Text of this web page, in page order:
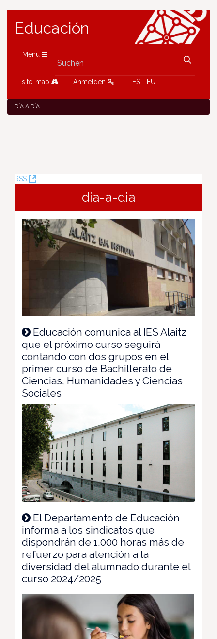
Educación
Menü
site-map Anmelden ES EU
DÍA A DÍA
RSS
(Öffnet
dia-a-dia
Educación comunica al IES Alaitz
que el próximo curso seguirá
contando con dos grupos en el
primer curso de Bachillerato de
Ciencias, Humanidades y Ciencias
Sociales
El Departamento de Educación
informa a los sindicatos que
dispondrán de 1.000 horas más de
refuerzo para atención a la
diversidad del alumnado durante el
curso 2024/2025